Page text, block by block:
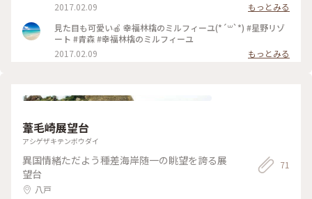
2017.02.09
もっとみる
見た目も可愛い🍎 幸福林檎のミルフィーユ(*´꒳`*) #星野リゾ
ート #青森 #幸福林檎のミルフィーユ
2017.02.09
もっとみる
葦毛崎展望台
アシゲザキテンボウダイ
異国情緒ただよう種差海岸随一の眺望を誇る展
望台
八戸
71